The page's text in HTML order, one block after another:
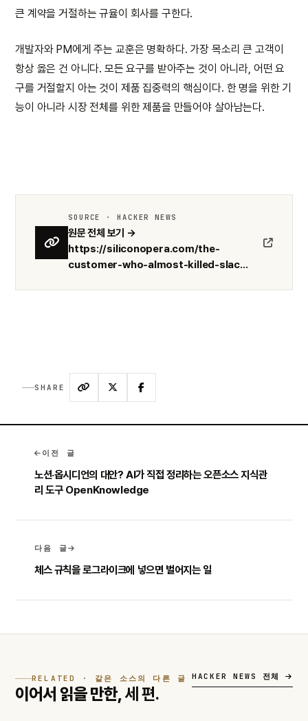
큰 계약을 거절하는 규율이 회사를 구한다.
개발자와 PM에게 주는 교훈은 명확하다. 가장 목소리 큰 고객이
항상 옳은 건 아니다. 모든 요구를 받아주는 것이 아니라, 어떤 요
구를 거절할지 아는 것이 제품 집중력의 핵심이다. 한 명을 위한 기
능이 아니라 시장 전체를 위한 제품을 만들어야 살아남는다.
SOURCE · HACKER NEWS
원문 전체 보기 →
https://siliconopera.com/the-
customer-who-almost-killed-slac...
SHARE
이전 글
노션·옵시디언의 대안? AI가 직접 정리하는 오픈소스 지식관
리 도구 OpenKnowledge
다음 글
체스 규칙을 로그라이크에 넣으면 벌어지는 일
RELATED · 같은 소스의 다른 글
이어서 읽을 만한,세 편.
HACKER NEWS 전체